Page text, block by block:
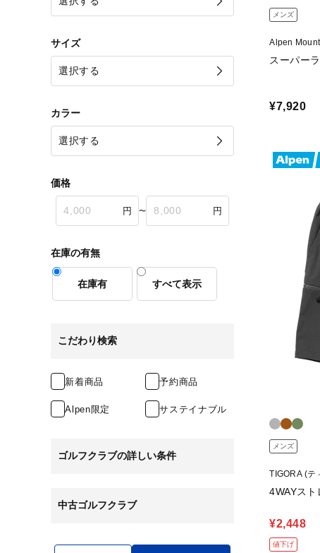
サイズ
カラー
価格
〜
在庫の有無
在庫有 すべて表示
こだわり検索
新着商品 予約商品
Alpen限定 サステイナブル
ゴルフクラブの詳しい条件
中古ゴルフクラブ
メンズ
Alpen
スーパー
¥7,920
メンズ
TIGORA (テ
4WAYス
¥2,448
値下げ